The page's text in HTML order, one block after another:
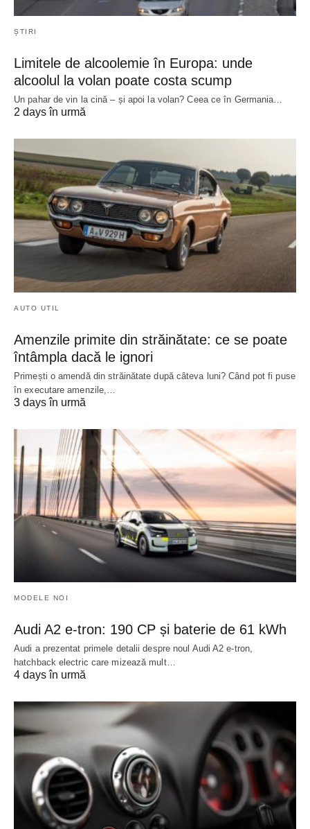
ȘTIRI
Limitele de alcoolemie în Europa: unde
alcoolul la volan poate costa scump
Un pahar de vin la cină – și apoi la volan? Ceea ce în Germania…
2 days în urmă
AUTO UTIL
Amenzile primite din străinătate: ce se poate
întâmpla dacă le ignori
Primești o amendă din străinătate după câteva luni? Când pot fi puse
în executare amenzile,…
3 days în urmă
MODELE NOI
Audi A2 e-tron: 190 CP și baterie de 61 kWh
Audi a prezentat primele detalii despre noul Audi A2 e-tron,
hatchback electric care mizează mult…
4 days în urmă